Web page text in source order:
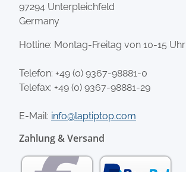
97294 Unterpleichfeld
Germany
Hotline: Montag-Freitag von 10-15 Uhr
Telefon: +49 (0) 9367-98881-0
Telefax: +49 (0) 9367-98881-29
E-Mail: info@laptiptop.com
Zahlung & Versand